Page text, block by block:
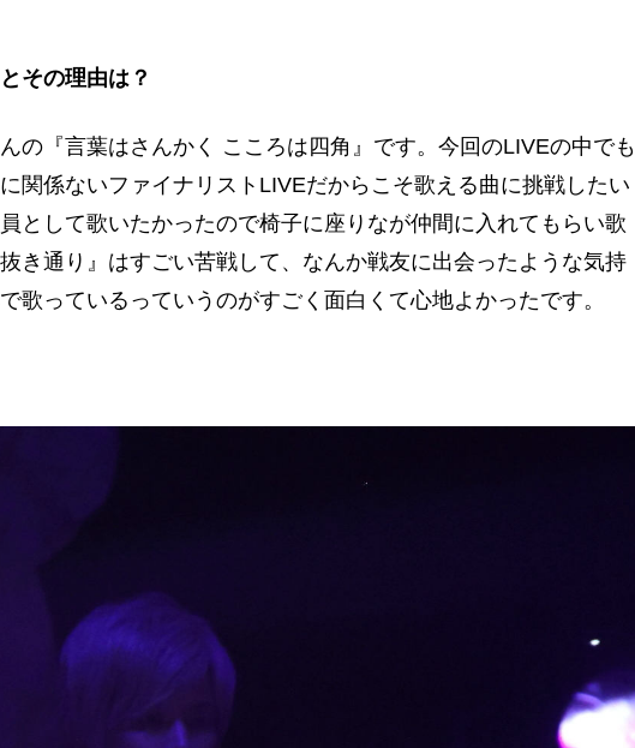
その理由は？
の『言葉はさんかく こころは四角』です。今回のLIVEの中でも
関係ないファイナリストLIVEだからこそ歌える曲に挑戦したい
として歌いたかったので椅子に座りなが仲間に入れてもらい歌
き通り』はすごい苦戦して、なんか戦友に出会ったような気持
歌っているっていうのがすごく面白くて心地よかったです。